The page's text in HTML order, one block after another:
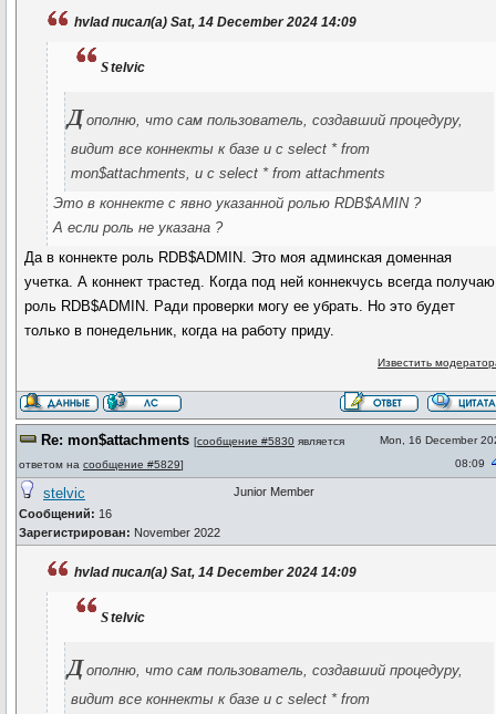
hvlad писал(а) Sat, 14 December 2024 14:09
stelvic
Дополню, что сам пользователь, создавший процедуру,
видит все коннекты к базе и с select * from
mon$attachments, и с select * from attachments
Это в коннекте с явно указанной ролью RDB$AMIN ?
А если роль не указана ?
Да в коннекте роль RDB$ADMIN. Это моя админская доменная
учетка. А коннект трастед. Когда под ней коннекчусь всегда получаю
роль RDB$ADMIN. Ради проверки могу ее убрать. Но это будет
только в понедельник, когда на работу приду.
Известить
Re: mon$attachments [сообщение #5830 является
ответом на сообщение #5829]
Mon, 16 December
08:09
stelvic
Сообщений: 16
Зарегистрирован: November 2022
Junior Member
hvlad писал(а) Sat, 14 December 2024 14:09
stelvic
Дополню, что сам пользователь, создавший процедуру,
видит все коннекты к базе и с select * from